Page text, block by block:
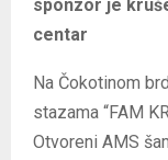
sponzor je
centar
Na Čokotinom
stazama “FAM
Otvoreni AMS